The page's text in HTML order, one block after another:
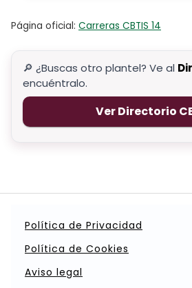
Página oficial: Carreras CBTIS 14
🔎 ¿Buscas otro plantel? Ve al
encuéntralo.
Ver Directorio
Política de Privacidad
Política de Cookies
Aviso legal